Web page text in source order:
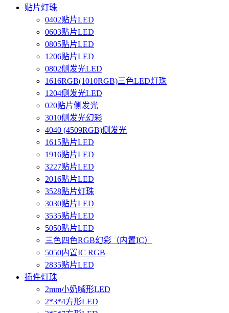
贴片灯珠
0402贴片LED
0603贴片LED
0805贴片LED
1206贴片LED
0802侧发光LED
1616RGB(1010RGB)三色LED灯珠
1204侧发光LED
020贴片侧发光
3010侧发光幻彩
4040 (4509RGB)侧发光
1615贴片LED
1916贴片LED
3227贴片LED
2016贴片LED
3528贴片灯珠
3030贴片LED
3535贴片LED
5050贴片LED
三色四色RGB幻彩（内置IC）
5050内置IC RGB
2835贴片LED
插件灯珠
2mm小奶嘴形LED
2*3*4方形LED